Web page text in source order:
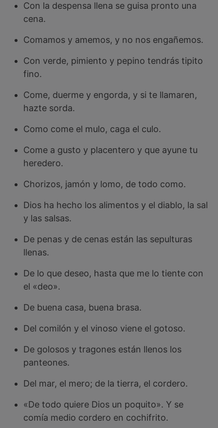
Con la despensa llena se guisa pronto una
cena.
Comamos y amemos, y no nos engañemos.
Con verde, pimiento y pepino tendrás tipito
fino.
Come, duerme y engorda, y si te llamaren,
hazte sorda.
Como come el mulo, caga el culo.
Come a gusto y placentero y que ayune tu
heredero.
Chorizos, jamón y lomo, de todo como.
Dios ha hecho los alimentos y el diablo, la sal
y las salsas.
De penas y de cenas están las sepulturas
llenas.
De lo que deseo, hasta que me lo tiente con
el «deo».
De buena casa, buena brasa.
Del comilón y el vinoso viene el gotoso.
De golosos y tragones están llenos los
panteones.
Del mar, el mero; de la tierra, el cordero.
«De todo quiere Dios un poquito». Y se
comía medio cordero en cochifrito.